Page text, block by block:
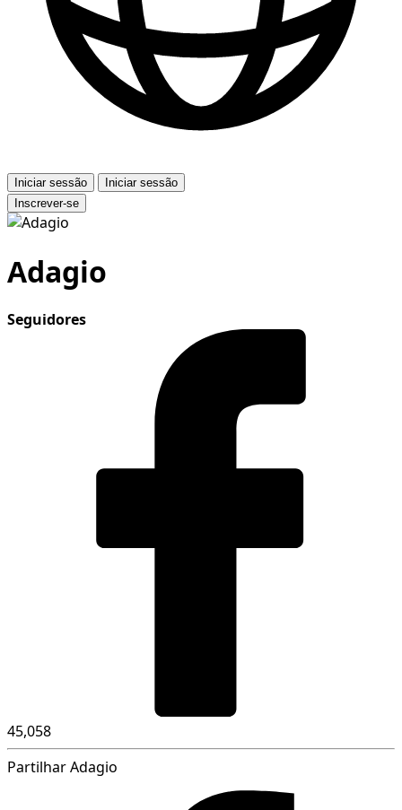
Iniciar sessão
Iniciar sessão
Inscrever-se
Adagio
Seguidores
45,058
Partilhar Adagio